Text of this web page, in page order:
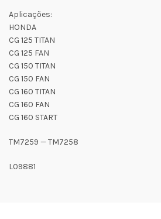
Aplicações:
HONDA
CG 125 TITAN
CG 125 FAN
CG 150 TITAN
CG 150 FAN
CG 160 TITAN
CG 160 FAN
CG 160 START
TM7259 — TM7258
L09881